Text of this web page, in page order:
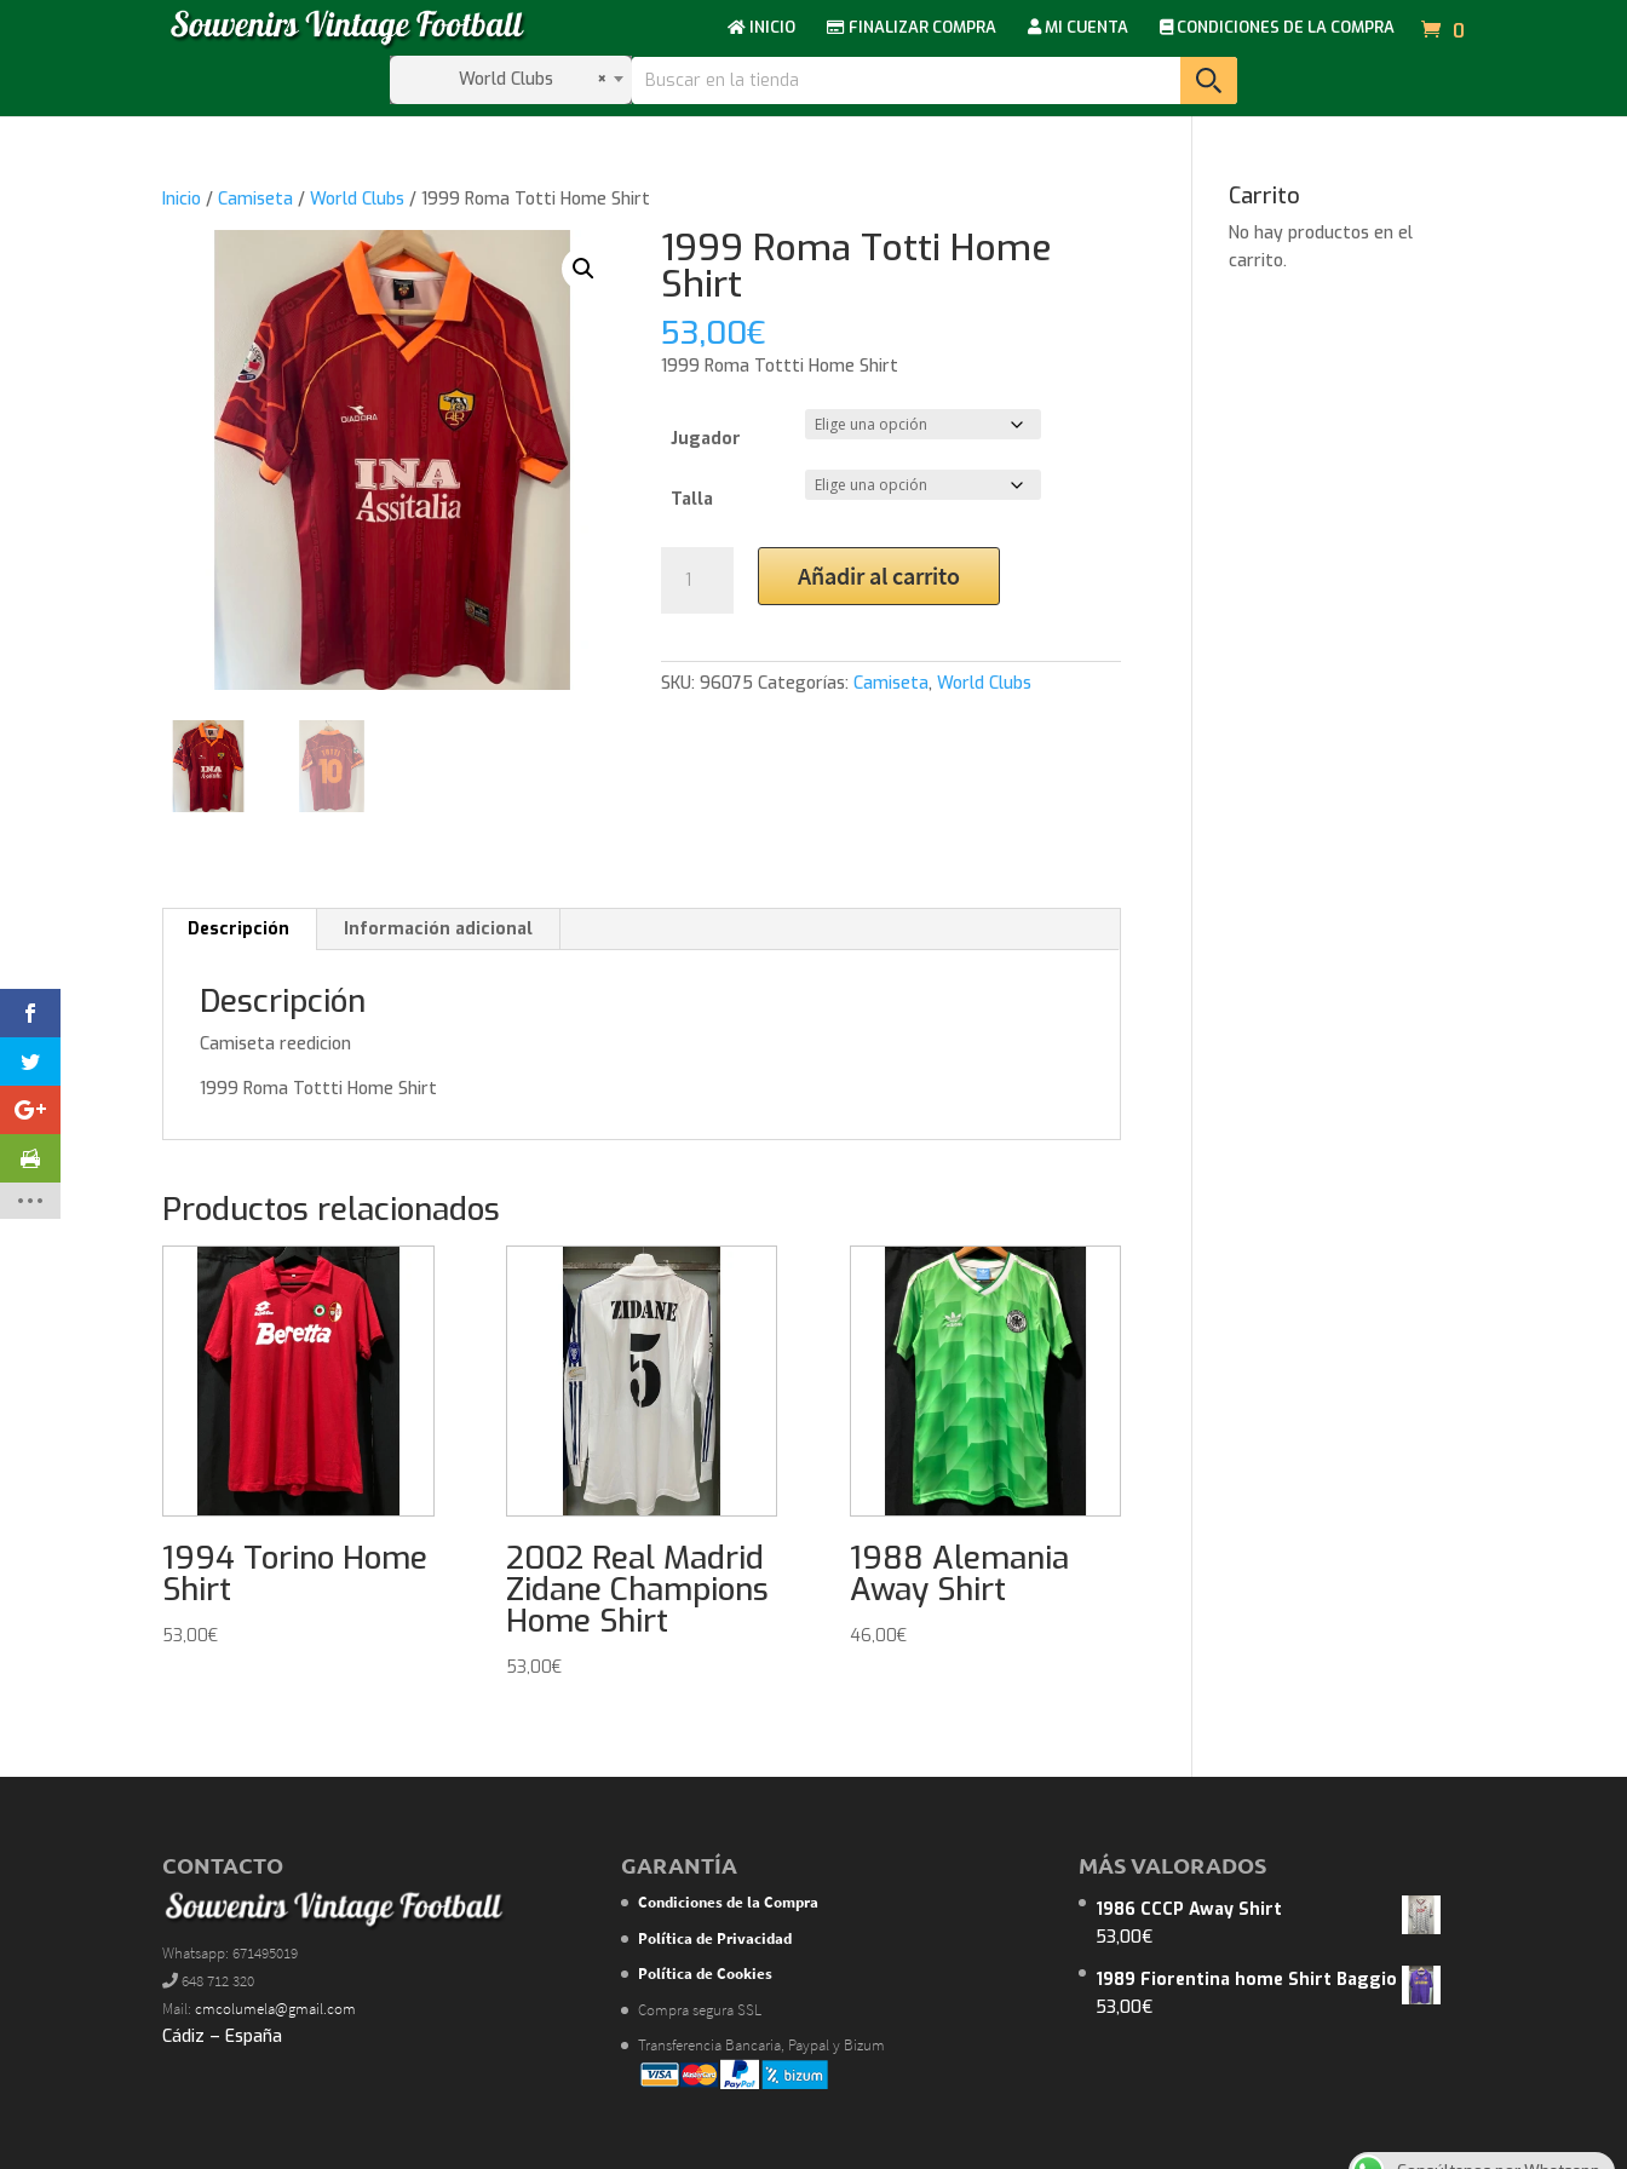
INICIO FINALIZAR COMPRA MI CUENTA CONDICIONES DE LA COMPRA 0
×
World Clubs
Inicio /Camiseta /World Clubs / 1999 Roma Totti Home Shirt
1999 Roma Totti Home
Shirt
53,00€
1999 Roma Tottti Home Shirt
Jugador
Talla
Roma
Shirt
Añadir al carrito
SKU:96075 Categorías:Camiseta,World Clubs
Descripción Información adicional
Descripción
Camiseta reedicion
1999 Roma Tottti Home Shirt
Productos relacionados
1994 Torino Home
Shirt
53,00€
2002 Real Madrid
Zidane Champions
Home Shirt
53,00€
1988 Alemania
Away Shirt
46,00€
Carrito
No hay productos en el
carrito.
CONTACTO
Whatsapp: 671495019
648 712 320
Mail:cmcolumela@gmail.com
Cádiz – España
GARANTÍA
Condiciones de la Compra
Política de Privacidad
Política de Cookies
Compra segura SSL
Transferencia Bancaria, Paypal y Bizum
MÁS VALORADOS
1986 CCCP Away Shirt
53,00€
1989 Fiorentina home Shirt Baggio
53,00€